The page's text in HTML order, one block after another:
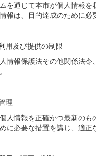
を通じて本市が個人情報を
報は、目的達成のために必
用及び提供の制限
情報保護法その他関係法令
理
人情報を正確かつ最新のも
に必要な措置を講じ、適正